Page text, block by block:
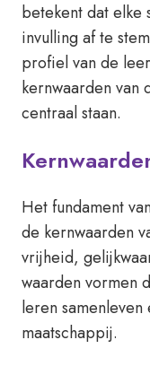
betekent dat elke
invulling af te
profiel van de
kernwaarden van
centraal staan.
Het fundament
de kernwaarden
vrijheid,
waarden vormen
leren
maatschappij.